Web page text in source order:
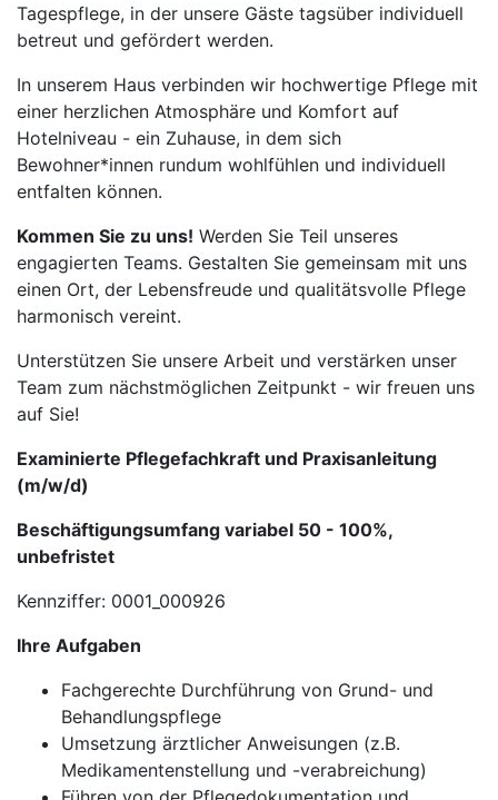
Tagespflege, in der unsere Gäste tagsüber individuell
betreut und gefördert werden.
In unserem Haus verbinden wir hochwertige Pflege mit
einer herzlichen Atmosphäre und Komfort auf
Hotelniveau - ein Zuhause, in dem sich
Bewohner*innen rundum wohlfühlen und individuell
entfalten können.
Kommen Sie zu uns! Werden Sie Teil unseres
engagierten Teams. Gestalten Sie gemeinsam mit uns
einen Ort, der Lebensfreude und qualitätsvolle Pflege
harmonisch vereint.
Unterstützen Sie unsere Arbeit und verstärken unser
Team zum nächstmöglichen Zeitpunkt - wir freuen uns
auf Sie!
Examinierte Pflegefachkraft und Praxisanleitung
(m/w/d)
Beschäftigungsumfang variabel 50 - 100%,
unbefristet
Kennziffer: 0001_000926
Ihre Aufgaben
Fachgerechte Durchführung von Grund- und
Behandlungspflege
Umsetzung ärztlicher Anweisungen (z.B.
Medikamentenstellung und -verabreichung)